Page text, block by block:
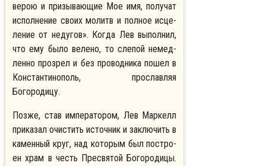
ве­рою и при­зы­ва­ю­щие Мое имя, по­лу­чат
ис­пол­не­ние сво­их мо­литв и пол­ное ис­це­
ле­ние от неду­гов». Ко­гда Лев выполнил,
что ему было велено, то сле­пой немед­
лен­но про­зрел и без про­вод­ни­ка по­шел в
Кон­стан­ти­но­поль, про­слав­ляя
Богородицу.
Позже, став императором, Лев Мар­келл
при­ка­зал очи­стить ис­точ­ник и за­клю­чить в
ка­мен­ный круг, над ко­то­рым был по­стро­
ен храм в честь Пре­свя­той Бо­го­ро­ди­цы.